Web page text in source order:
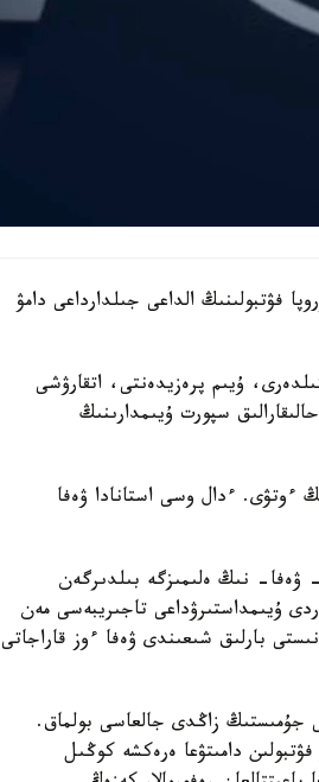
فۋتبولىنىڭ الداعى جىلدارداعى دامۋ
وكىلدەرى، ۇيىم پرەزيدەنتى، اتقارۋشى
سپورت ۇيىمدارىنىڭ
ءوتۋى. ءدال وسى استانادا ۋەفا
ۋەفا- نىڭ ەلىمىزگە بىلدىرگەن
ۇيىمداستىرۋداعى تاجىريبەسى مەن
بارلىق شىعىندى ۋەفا ءوز قاراجاتى
جۇمىستىڭ زاڭدى جالعاسى بولماق.
دامىتۋعا ەرەكشە كوڭىل